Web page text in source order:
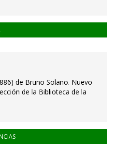
de Bruno Solano. Nuevo
de la Biblioteca de la